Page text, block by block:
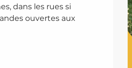
dans les rues si
ouvertes aux